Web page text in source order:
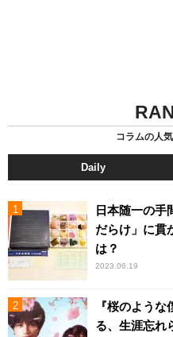
コラムの人
Daily
日本随一の手
だらけ」に貫
は？
2023.06.19
『桜のよう
る、生涯忘れ